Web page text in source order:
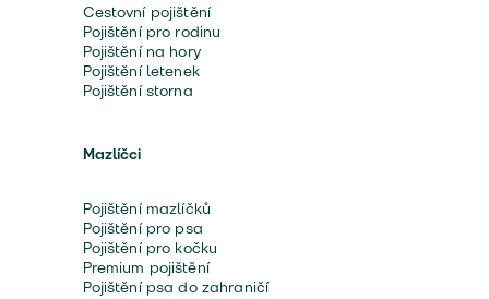
Cestovní pojištění
Pojištění pro rodinu
Pojištění na hory
Pojištění letenek
Pojištění storna
Mazlíčci
Pojištění mazlíčků
Pojištění pro psa
Pojištění pro kočku
Premium pojištění
Pojištění psa do zahraničí